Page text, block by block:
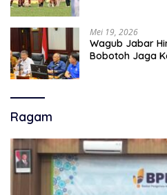
Mei 19, 2026
Wagub Jabar
Bobotoh Jaga
Ragam